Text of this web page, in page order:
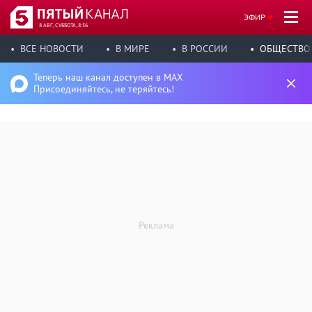
8 АВГ, СУББОТА, 8:56
ЭФИР
ВСЕ НОВОСТИ В МИРЕ В РОССИИ ОБЩЕСТВО
Теперь наш канал доступен в MAX
Присоединяйтесь, не теряйтесь!